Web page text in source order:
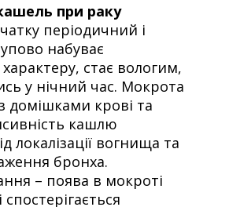
при раку
періодичний і
набуває
характеру, стає вологим,
у нічний час. Мокрота
домішками крові та
кашлю
локалізації вогнища та
бронха.
– поява в мокроті
спостерігається